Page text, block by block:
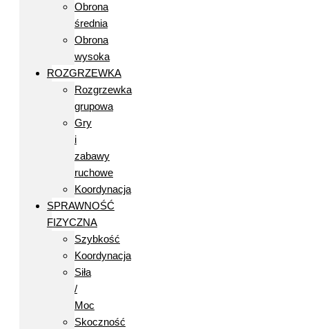
Obrona
średnia
Obrona
wysoka
ROZGRZEWKA
Rozgrzewka
grupowa
Gry
i
zabawy
ruchowe
Koordynacja
SPRAWNOŚĆ
FIZYCZNA
Szybkość
Koordynacja
Siła
/
Moc
Skoczność